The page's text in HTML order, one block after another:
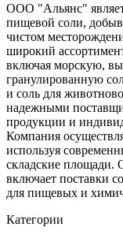
ООО "Альянс"
пищевой соли,
чистом
широкий
включая морскую,
гранулированную
и соль для
надежными
продукции и
Компания
используя
складские площади.
включает поставки
для пищевых и
Категории